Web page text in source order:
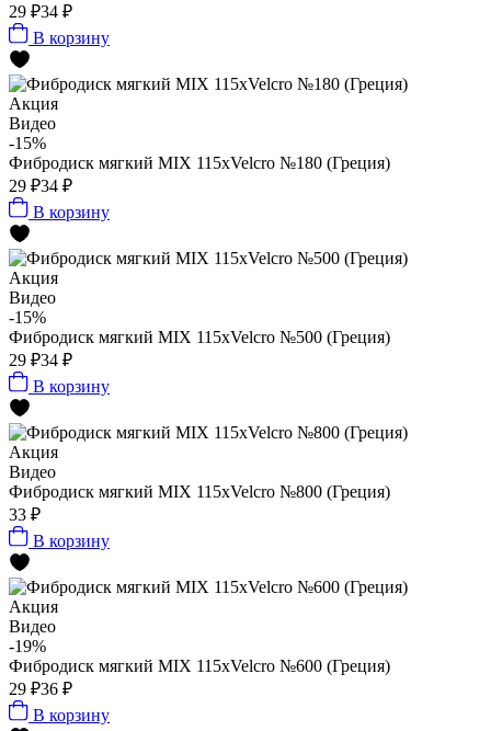
29 ₽34 ₽
В корзину
Акция
Видео
-15%
Фибродиск мягкий MIX 115хVelcro №180 (Греция)
29 ₽34 ₽
В корзину
Акция
Видео
-15%
Фибродиск мягкий MIX 115хVelcro №500 (Греция)
29 ₽34 ₽
В корзину
Акция
Видео
Фибродиск мягкий MIX 115хVelcro №800 (Греция)
33 ₽
В корзину
Акция
Видео
-19%
Фибродиск мягкий MIX 115хVelcro №600 (Греция)
29 ₽36 ₽
В корзину